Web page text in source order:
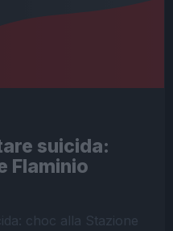
suicida:
Flaminio
choc alla Stazione